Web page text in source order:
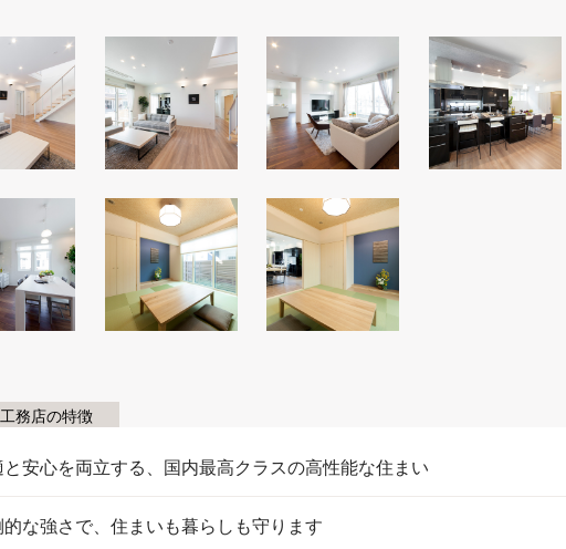
務店の特徴
安心を両立する、国内最高クラスの高性能な住まい
的な強さで、住まいも暮らしも守ります